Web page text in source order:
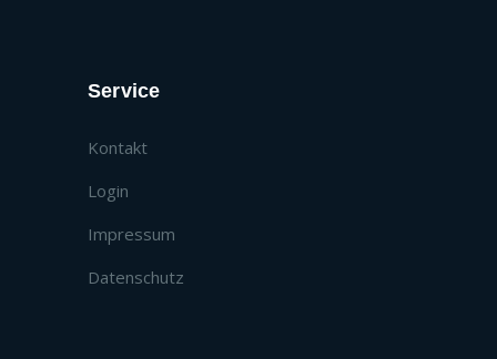
Service
Kontakt
Login
Impressum
Datenschutz